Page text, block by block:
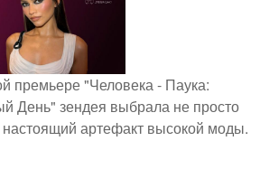
премьере "Человека - Паука:
День" зендея выбрала не просто
артефакт высокой моды.